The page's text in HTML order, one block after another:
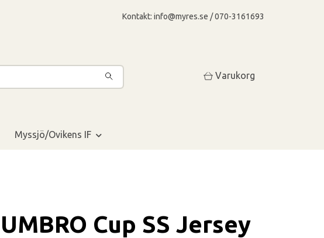
Kontakt: info@myres.se / 070-3161693
Varukorg
Myssjö/Ovikens IF
UMBRO Cup SS Jersey